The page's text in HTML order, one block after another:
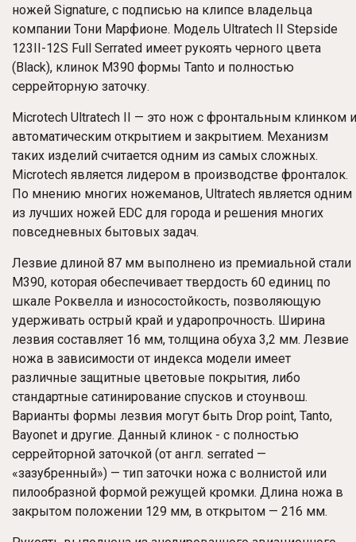
ножей Signature, с подписью на клипсе владельца
компании Тони Марфионе. Модель Ultratech II Stepside
123II-12S Full Serrated имеет рукоять черного цвета
(Black), клинок M390 формы Tanto и полностью
серрейторную заточку.
Microtech Ultratech II — это нож с фронтальным клинком и
автоматическим открытием и закрытием. Механизм
таких изделий считается одним из самых сложных.
Microtech является лидером в производстве фронталок.
По мнению многих ножеманов, Ultratech является одним
из лучших ножей EDC для города и решения многих
повседневных бытовых задач.
Лезвие длиной 87 мм выполнено из премиальной стали
M390, которая обеспечивает твердость 60 единиц по
шкале Роквелла и износостойкость, позволяющую
удерживать острый край и ударопрочность. Ширина
лезвия составляет 16 мм, толщина обуха 3,2 мм. Лезвие
ножа в зависимости от индекса модели имеет
различные защитные цветовые покрытия, либо
стандартные сатинирование спусков и стоунвош.
Варианты формы лезвия могут быть Drop point, Tanto,
Bayonet и другие. Данный клинок - с полностью
серрейторной заточкой (от англ. serrated —
«зазубренный») — тип заточки ножа с волнистой или
пилообразной формой режущей кромки. Длина ножа в
закрытом положении 129 мм, в открытом — 216 мм.